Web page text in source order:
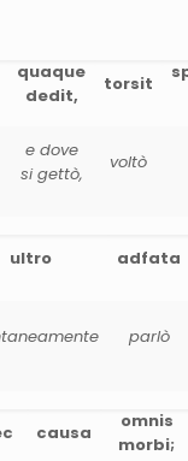
quaque
dedit,
torsit
e dove
si gettò,
voltò
ultro adfata
parlò
causa
omnis
morbi;